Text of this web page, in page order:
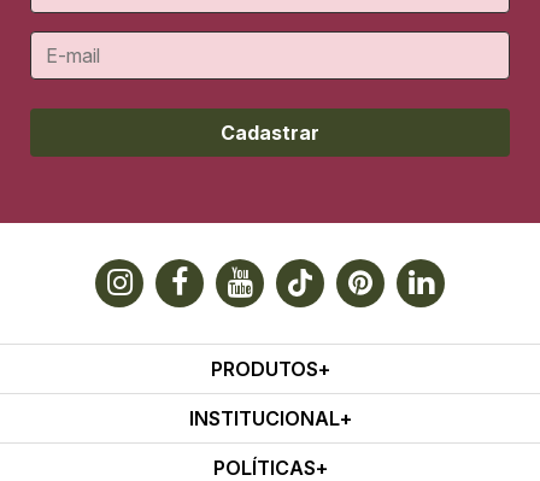
Cadastrar
PRODUTOS
INSTITUCIONAL
POLÍTICAS